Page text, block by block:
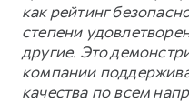
как рейтинг
степени
другие. Это
компании
качества по всем